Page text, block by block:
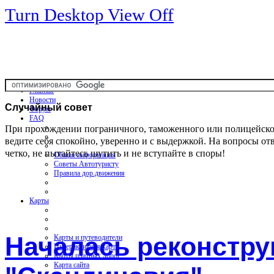
Turn Desktop View Off
Главная
Новости
Форум
FAQ
Общая информация
Советы Автотуристу
Правила дор.движения
Карты
Карты и путеводители
Интерактивная карта
Карты платных дорог
Карта сайта
Случайный совет
При прохождении пограничного, таможенного или
ведите себя спокойно, уверенно и с выдержкой. На вопросы
четко, не пытайтесь шутить и не вступайте в споры!
Началась